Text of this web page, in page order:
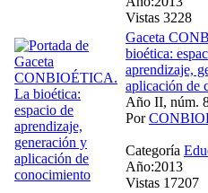
Vistas 3228
Gaceta
bioética:
aprendizaje,
aplicación de
Año II, núm.
Por
Categoría
Año:2013
Vistas 17207